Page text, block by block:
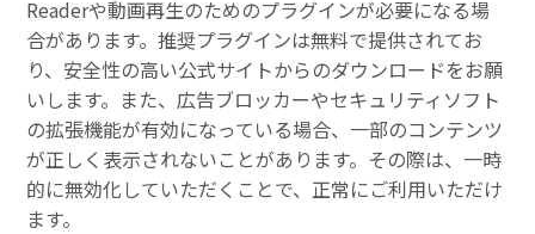
Readerや動画再生のためのプラグインが必要になる場
合があります。推奨プラグインは無料で提供されてお
り、安全性の高い公式サイトからのダウンロードをお願
いします。また、広告ブロッカーやセキュリティソフト
の拡張機能が有効になっている場合、一部のコンテンツ
が正しく表示されないことがあります。その際は、一時
的に無効化していただくことで、正常にご利用いただけ
ます。